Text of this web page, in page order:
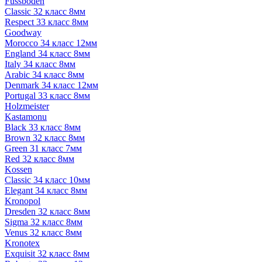
Classic 32 класс 8мм
Respect 33 класс 8мм
Goodway
Morocco 34 класс 12мм
England 34 класс 8мм
Italy 34 класс 8мм
Arabic 34 класс 8мм
Denmark 34 класс 12мм
Portugal 33 класс 8мм
Holzmeister
Kastamonu
Black 33 класс 8мм
Brown 32 класс 8мм
Green 31 класс 7мм
Red 32 класс 8мм
Kossen
Classic 34 класс 10мм
Elegant 34 класс 8мм
Kronopol
Dresden 32 класс 8мм
Sigma 32 класс 8мм
Venus 32 класс 8мм
Kronotex
Exquisit 32 класс 8мм